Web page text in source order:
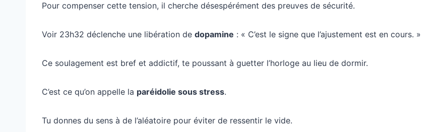
Pour compenser cette tension, il cherche désespérément des preuves de sécurité.
Voir 23h32 déclenche une libération de dopamine : « C’est le signe que l’ajustement est en cours. »
Ce soulagement est bref et addictif, te poussant à guetter l’horloge au lieu de dormir.
C’est ce qu’on appelle la paréidolie sous stress.
Tu donnes du sens à de l’aléatoire pour éviter de ressentir le vide.